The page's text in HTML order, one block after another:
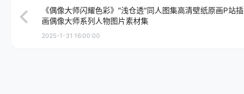
《偶像大师闪耀色彩》"浅仓透"同人图集高清壁纸原画P站插
画偶像大师系列人物图片素材集
2025-1-31 16:00:00